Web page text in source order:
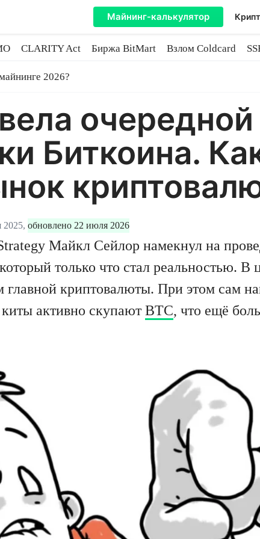
Майнинг-калькулятор
CLARITY Act Биржа BitMart Взлом Coldcard
2026?
Биткоина.
2025, обновлено 22 июля 2026
Майкл Сейлор намекнул на
только что стал реальностью.
криптовалюты. При этом сам
активно скупаютBTC, что ещё